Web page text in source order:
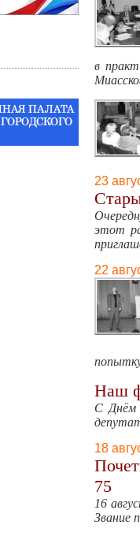
в
23
этот
22
Наш
С Днём
18
75
16
Звание